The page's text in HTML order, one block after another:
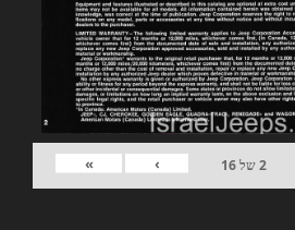
2של16
›
»